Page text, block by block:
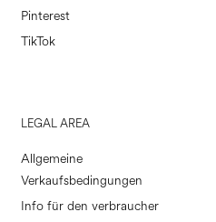
Pinterest
TikTok
LEGAL AREA
Allgemeine
Verkaufsbedingungen
Info für den verbraucher